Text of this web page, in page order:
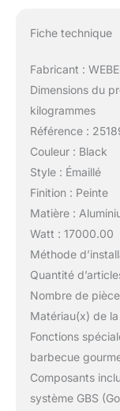
Fiche technique
Fabricant :
Dimensions du
kilogrammes
Référence :
Couleur : Black
Style : Émaillé
Finition : Peinte
Matière :
Watt : 17000.00
Méthode
Quantité
Nombre de
Matériau(x) de
Fonctions
barbecue
Composants
système GBS